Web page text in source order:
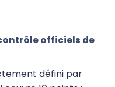
officiels de
défini par